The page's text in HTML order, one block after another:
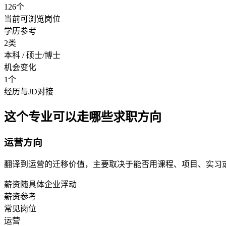
126个
当前可浏览岗位
学历参考
2类
本科 / 硕士/博士
机会变化
1个
经历与JD对接
这个专业可以走哪些求职方向
运营方向
翻译到运营的迁移价值，主要取决于能否用课程、项目、实习
薪资随具体企业浮动
薪资参考
常见岗位
运营